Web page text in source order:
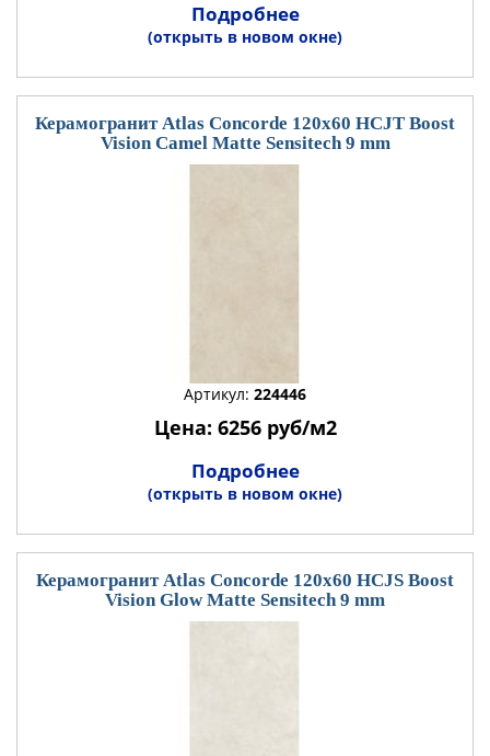
Подробнее
(открыть в новом окне)
Керамогранит Atlas Concorde 120x60 HCJT Boost
Vision Camel Matte Sensitech 9 mm
Артикул: 224446
Цена: 6256 руб/м2
Подробнее
(открыть в новом окне)
Керамогранит Atlas Concorde 120x60 HCJS Boost
Vision Glow Matte Sensitech 9 mm